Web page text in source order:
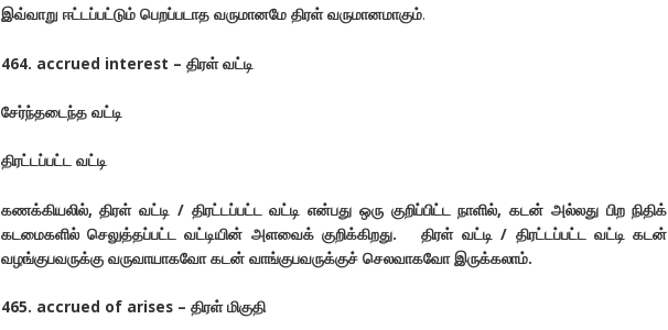
இவ்வாறு ஈட்டப்பட்டும் பெறப்படாத வருமானமே திரள் வருமானமாகும்.
464. accrued interest – திரள் வட்டி
சேர்ந்தடைந்த வட்டி
திரட்டப்பட்ட வட்டி
கணக்கியலில், திரள் வட்டி / திரட்டப்பட்ட வட்டி என்பது ஒரு குறிப்பிட்ட நாளில், கடன் அல்லது பிற நிதிக்
கடமைகளில் செலுத்தப்பட்ட வட்டியின் அளவைக் குறிக்கிறது. திரள் வட்டி / திரட்டப்பட்ட வட்டி கடன்
வழங்குபவருக்கு வருவாயாகவோ கடன் வாங்குபவருக்குச் செலவாகவோ இருக்கலாம்.
465. accrued of arises – திரள் மிகுதி